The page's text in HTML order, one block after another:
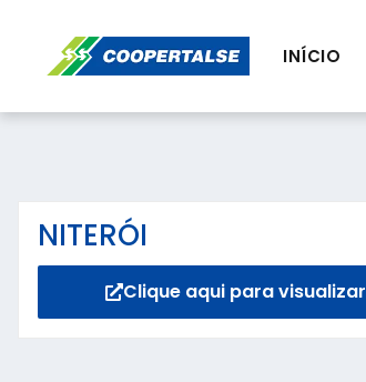
INÍCIO
NITERÓI
Clique aqui para visualizar